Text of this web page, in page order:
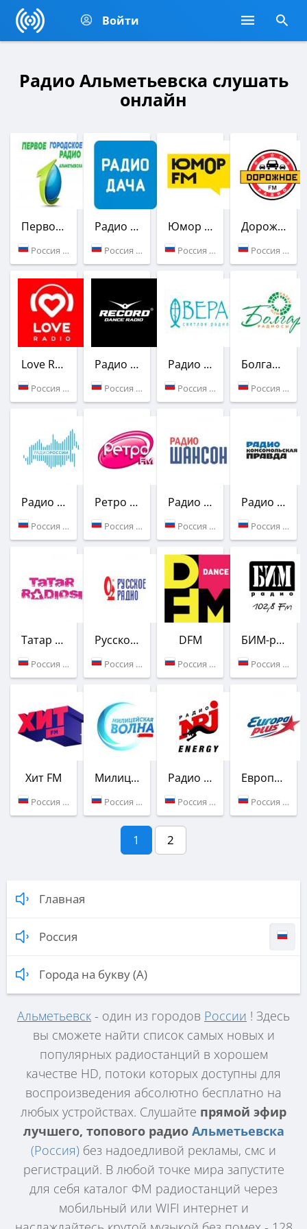
Войти
Радио Альметьевска слушать
онлайн
Первое Городское Радио Альметьевска
Россия (Альметьевск)
Радио Дача
Россия (98.5 FM)
Юмор FM
Россия (100.2 FM)
Дорожное радио
Россия (98.1 FM)
Love Radio
Россия (99.2 FM)
Радио Рекорд
Россия (105.6 FM)
Радио Вера
Россия (99.6 FM)
Болгар Радиосы
Россия (92.9 FM)
Радио России
Россия (103.9 FM)
Ретро FM
Россия (95.0 FM)
Радио Шансон
Россия (96.7 FM)
Радио Комсомольская Правда
Россия (97.2 FM)
Татар Радиосы
Россия (97.7 FM)
Русское Радио
Россия (101.4 FM)
DFM
Россия (102.5 FM)
БИМ-радио
Россия (104.6 FM)
Хит FM
Россия (105.2 FM)
Милицейская Волна
Россия (106.1 FM)
Радио ENERGY
Россия (107.4 FM)
Европа Плюс
Россия (91.4 FM)
1 2
Главная
Россия
Города на букву (А)
Альметьевск - один из городов России ! Здесь
вы сможете найти список самых новых и
популярных радиостанций в хорошем
качестве HD, потоки которых доступны для
воспроизведения абсолютно бесплатно на
любых устройствах. Слушайте прямой эфир
лучшего, топового радио Альметьевска
(Россия) без надоедливой рекламы, смс и
регистраций. В любой точке мира запустите
для себя каталог ФМ радиостанций через
мобильный или WIFI интернет и